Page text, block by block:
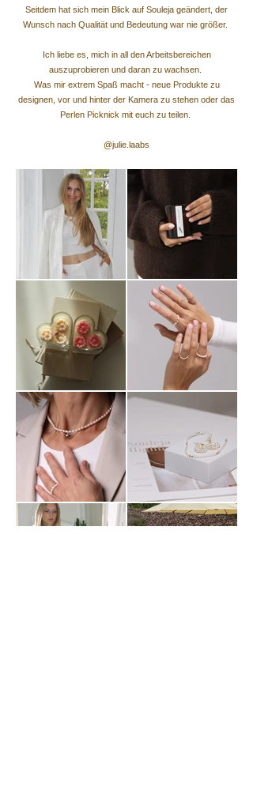
Seitdem hat sich mein Blick auf Souleja geändert, der
Wunsch nach Qualität und Bedeutung war nie größer.
Ich liebe es, mich in all den Arbeitsbereichen
auszuprobieren und daran zu wachsen.
Was mir extrem Spaß macht - neue Produkte zu
designen, vor und hinter der Kamera zu stehen oder das
Perlen Picknick mit euch zu teilen.
@julie.laabs